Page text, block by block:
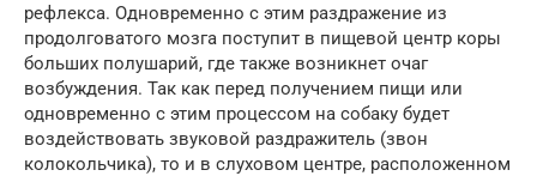
рефлекса. Одновременно с этим раздражение из
продолговатого мозга поступит в пищевой центр коры
больших полушарий, где также возникнет очаг
возбуждения. Так как перед получением пищи или
одновременно с этим процессом на собаку будет
воздействовать звуковой раздражитель (звон
колокольчика), то и в слуховом центре, расположенном